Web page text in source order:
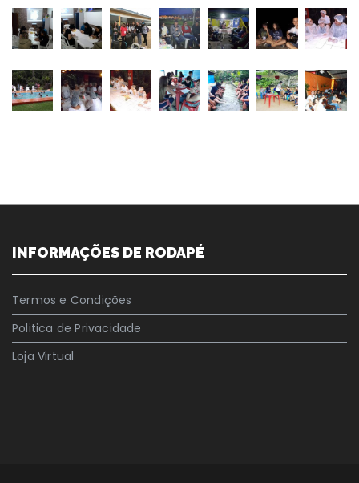
INFORMAÇÕES DE RODAPÉ
Termos e Condições
Politica de Privacidade
Loja Virtual